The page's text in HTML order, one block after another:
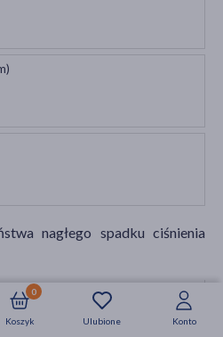
Nowości Krótkie daty
Ulubione
Koszyk
0
Konto
nagłego spadku ciśnienia
- działające na naczynia